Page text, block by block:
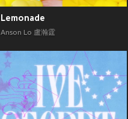
Lemonade
Anson Lo 盧瀚霆